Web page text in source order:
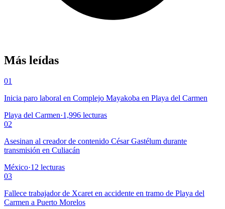
Más leídas
01
Inicia paro laboral en Complejo Mayakoba en Playa del Carmen
Playa del Carmen·1,996 lecturas
02
Asesinan al creador de contenido César Gastélum durante
transmisión en Culiacán
México·12 lecturas
03
Fallece trabajador de Xcaret en accidente en tramo de Playa del
Carmen a Puerto Morelos